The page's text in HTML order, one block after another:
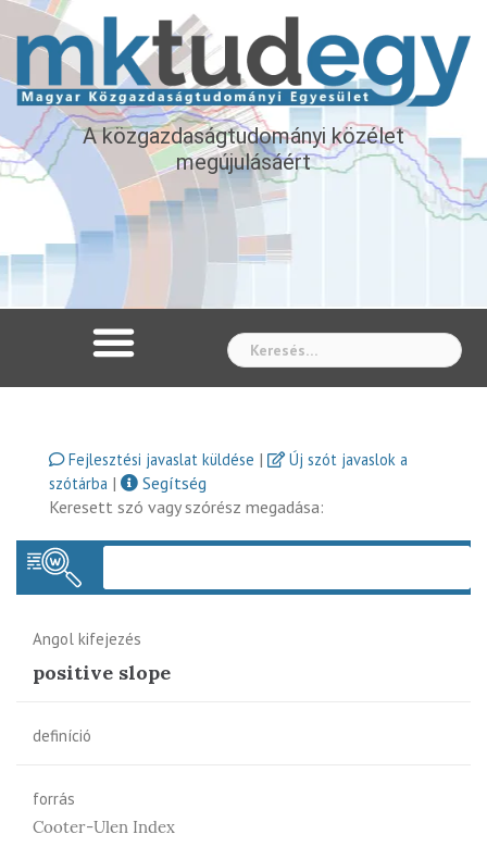
A közgazdaságtudományi közélet
megújulásáért
Fejlesztési javaslat küldése |
Új szót javaslok a
szótárba |
Segítség
Keresett szó vagy szórész megadása:
Angol kifejezés
positive slope
definíció
forrás
Cooter-Ulen Index